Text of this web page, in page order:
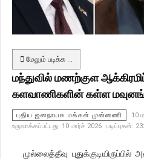
மேலும் படிக்க …
மந்துவில் மணற்குள
களவாணிகளின் கள்ள
புதிய ஜனநாயக மக்கள் முன்னணி
10
உருவாக்கப்பட்டது: 10 மார்ச் 2026
படிப்புகள்:
முல்லைத்தீவு